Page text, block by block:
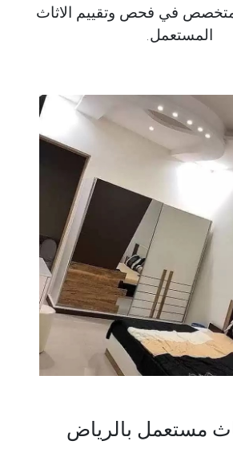
متخصص في فحص وتقييم الاثاث
المستعمل.
مستعمل بالرياض